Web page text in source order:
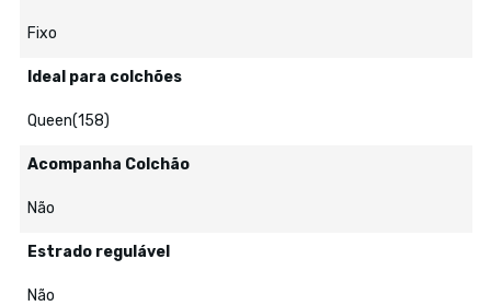
Fixo
Ideal para colchões
Queen(158)
Acompanha Colchão
Não
Estrado regulável
Não